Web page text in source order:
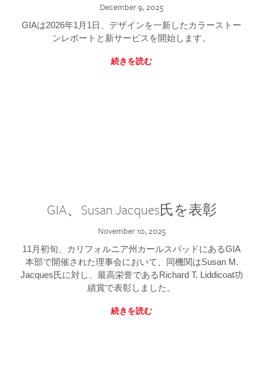
December 9, 2025
GIAは2026年1月1日、デザインを一新したカラーストー
ンレポートと新サービスを開始します。
続きを読む
GIA、Susan Jacques氏を表彰
November 10, 2025
11月初旬、カリフォルニア州カールスバッドにあるGIA
本部で開催された理事会において、同機関はSusan M.
Jacques氏に対し、最高栄誉であるRichard T. Liddicoat功
績賞で表彰しました。
続きを読む